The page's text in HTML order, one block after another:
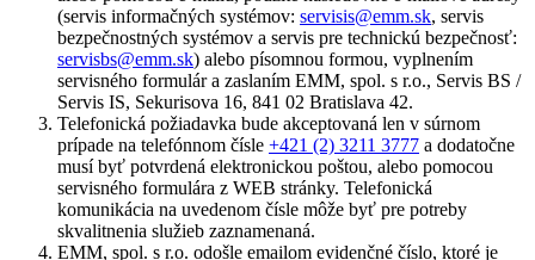
(servis informačných systémov: servisis@emm.sk, servis
bezpečnostných systémov a servis pre technickú bezpečnosť:
servisbs@emm.sk) alebo písomnou formou, vyplnením
servisného formulár a zaslaním EMM, spol. s r.o., Servis BS /
Servis IS, Sekurisova 16, 841 02 Bratislava 42.
Telefonická požiadavka bude akceptovaná len v súrnom
prípade na telefónnom čísle +421 (2) 3211 3777 a dodatočne
musí byť potvrdená elektronickou poštou, alebo pomocou
servisného formulára z WEB stránky. Telefonická
komunikácia na uvedenom čísle môže byť pre potreby
skvalitnenia služieb zaznamenaná.
EMM, spol. s r.o. odošle emailom evidenčné číslo, ktoré je